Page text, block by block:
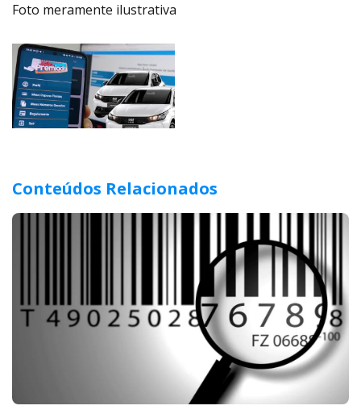
Foto meramente ilustrativa
Conteúdos Relacionados